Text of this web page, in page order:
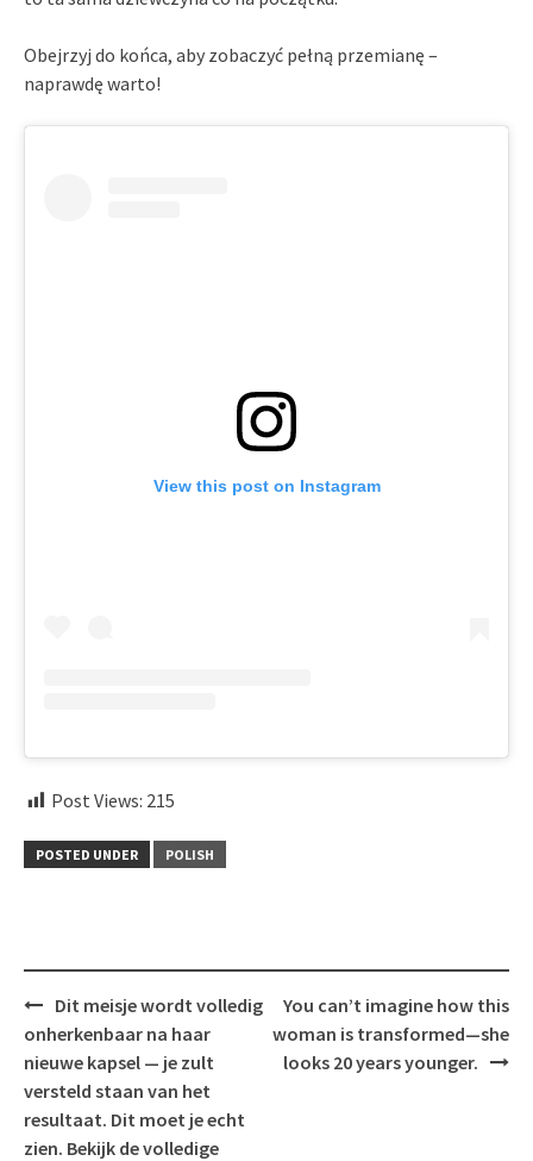
Obejrzyj do końca, aby zobaczyć pełną przemianę –
naprawdę warto!
View this post on Instagram
Post Views: 215
POSTED UNDER POLISH
Post
navigation
Dit meisje wordt volledig
onherkenbaar na haar
nieuwe kapsel — je zult
versteld staan van het
resultaat. Dit moet je echt
zien. Bekijk de volledige
You can’t imagine how this
woman is transformed—she
looks 20 years younger.